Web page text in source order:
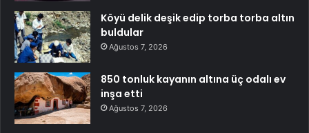
Köyü delik deşik edip torba torba altın
buldular
Ağustos 7, 2026
850 tonluk kayanın altına üç odalı ev
inşa etti
Ağustos 7, 2026